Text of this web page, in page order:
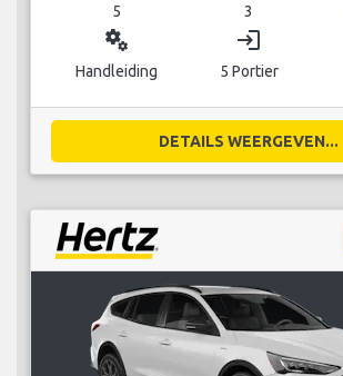
5 3
miscellaneous_services
Handleiding
login
5 Portier
DETAILS WEERGEVEN...